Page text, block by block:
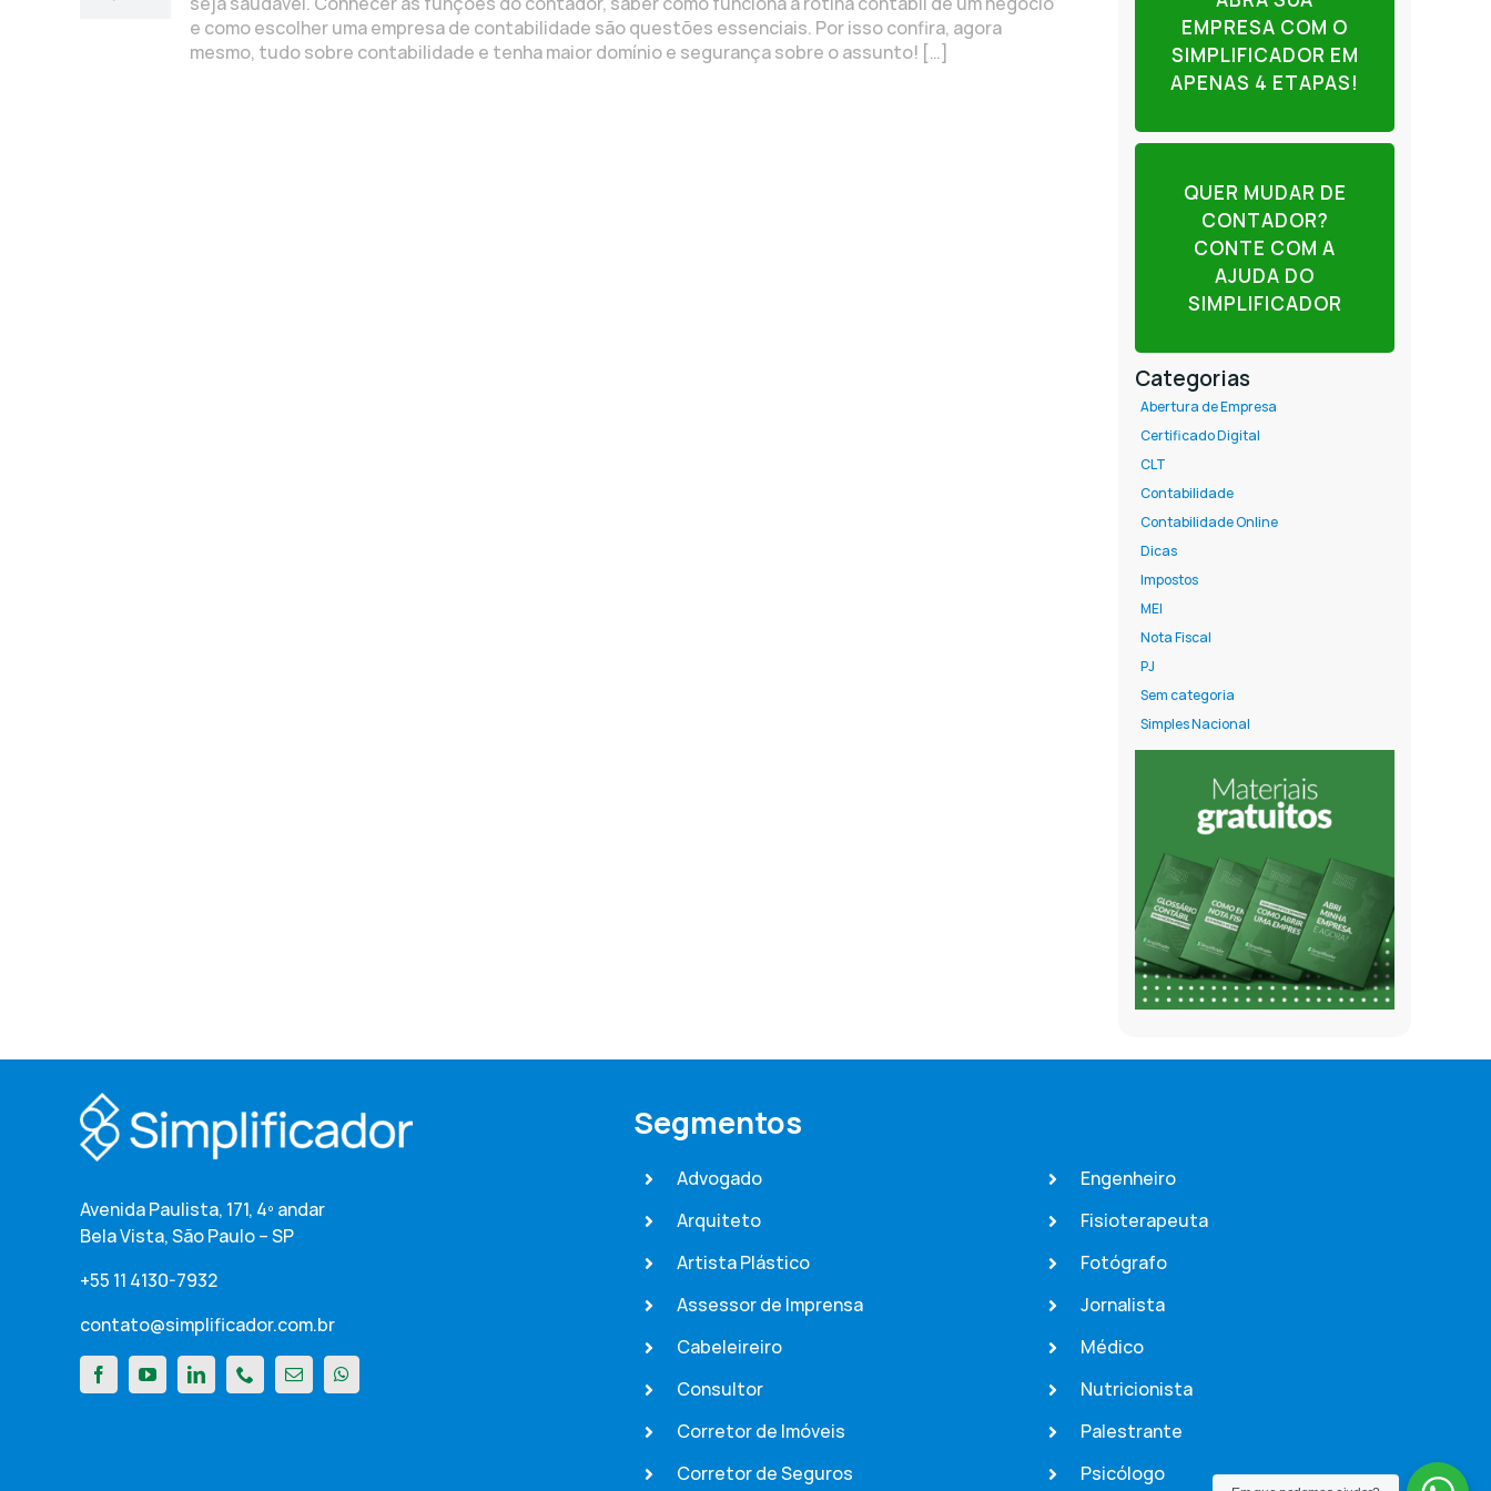
e como escolher uma empresa de contabilidade são questões essenciais. Por isso confira, agora
mesmo, tudo sobre contabilidade e tenha maior domínio e segurança sobre o assunto! […]
EMPRESA COM O
SIMPLIFICADOR EM
APENAS 4 ETAPAS!
QUER MUDAR DE
CONTADOR?
CONTE COM A
AJUDA DO
SIMPLIFICADOR
Categorias
Abertura de Empresa
Certificado Digital
CLT
Contabilidade
Contabilidade Online
Dicas
Impostos
MEI
Nota Fiscal
PJ
Sem categoria
Simples Nacional
Avenida Paulista, 171, 4º andar
Bela Vista, São Paulo – SP
+55 11 4130-7932
contato@simplificador.com.br
Segmentos
Advogado
Arquiteto
Artista Plástico
Assessor de Imprensa
Cabeleireiro
Consultor
Corretor de Imóveis
Corretor de Seguros
Engenheiro
Fisioterapeuta
Fotógrafo
Jornalista
Médico
Nutricionista
Palestrante
Psicólogo